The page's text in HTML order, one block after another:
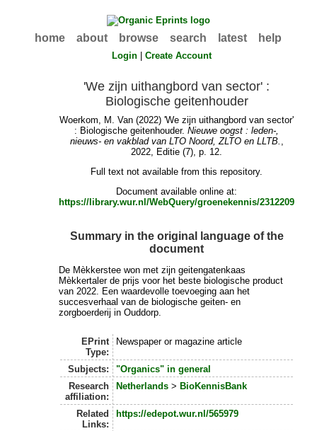
home about browse search latest help
Login |Create Account
'We zijn uithangbord van sector' :
Biologische geitenhouder
Woerkom, M. Van (2022) 'We zijn uithangbord van sector'
: Biologische geitenhouder.Nieuwe oogst : leden-,
nieuws- en vakblad van LTO Noord, ZLTO en LLTB. ,
2022, Editie (7), p. 12.
Full text not available from this repository.
Document available online at:
https://library.wur.nl/WebQuery/groenekennis/2312209
Summary in the original language of the
document
De Mèkkerstee won met zijn geitengatenkaas
Mèkkertaler de prijs voor het beste biologische product
van 2022. Een waardevolle toevoeging aan het
succesverhaal van de biologische geiten- en
zorgboerderij in Ouddorp.
EPrint
Type:
Newspaper or magazine article
Subjects:
"Organics" in general
Research
affiliation:
Netherlands> BioKennisBank
Related
Links:
https://edepot.wur.nl/565979